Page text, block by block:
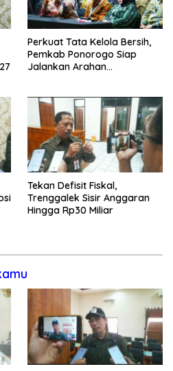
Perkuat Tata Kelola Bersih,
Pemkab Ponorogo Siap
Jalankan Arahan
Tekan Defisit Fiskal,
Trenggalek Sisir Anggaran
Hingga Rp30 Miliar